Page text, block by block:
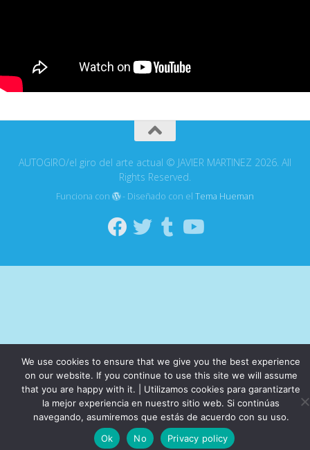
AUTOGIRO/el giro del arte actual © JAVIER MARTINEZ 2026. All
Rights Reserved.
Funciona con - Diseñado con elTema Hueman
We use cookies to ensure that we give you the best experience
on our website. If you continue to use this site we will assume
that you are happy with it. | Utilizamos cookies para garantizarte
la mejor experiencia en nuestro sitio web. Si continúas
navegando, asumiremos que estás de acuerdo con su uso.
Ok
No Privacy policy